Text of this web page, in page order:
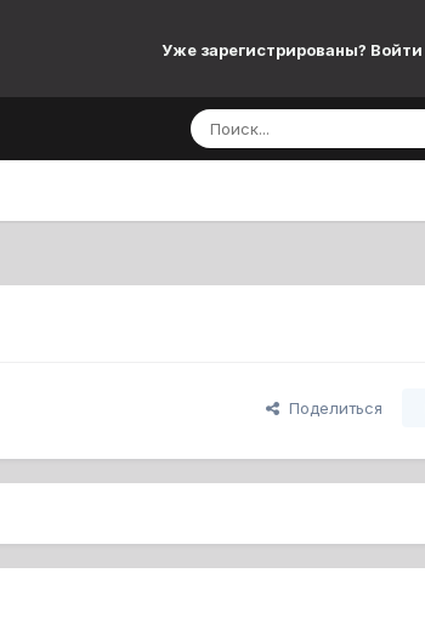
Уже зарегистрированы?
Поделиться